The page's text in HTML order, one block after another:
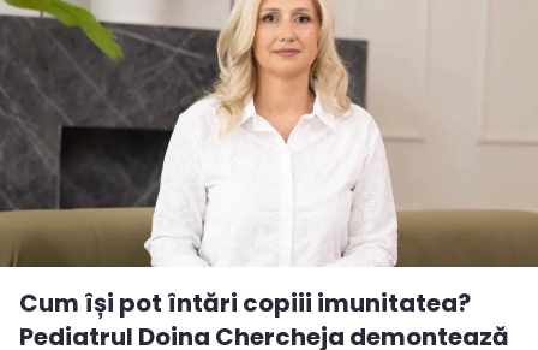
Cum își pot întări copiii imunitatea?
Pediatrul Doina Chercheja demontează